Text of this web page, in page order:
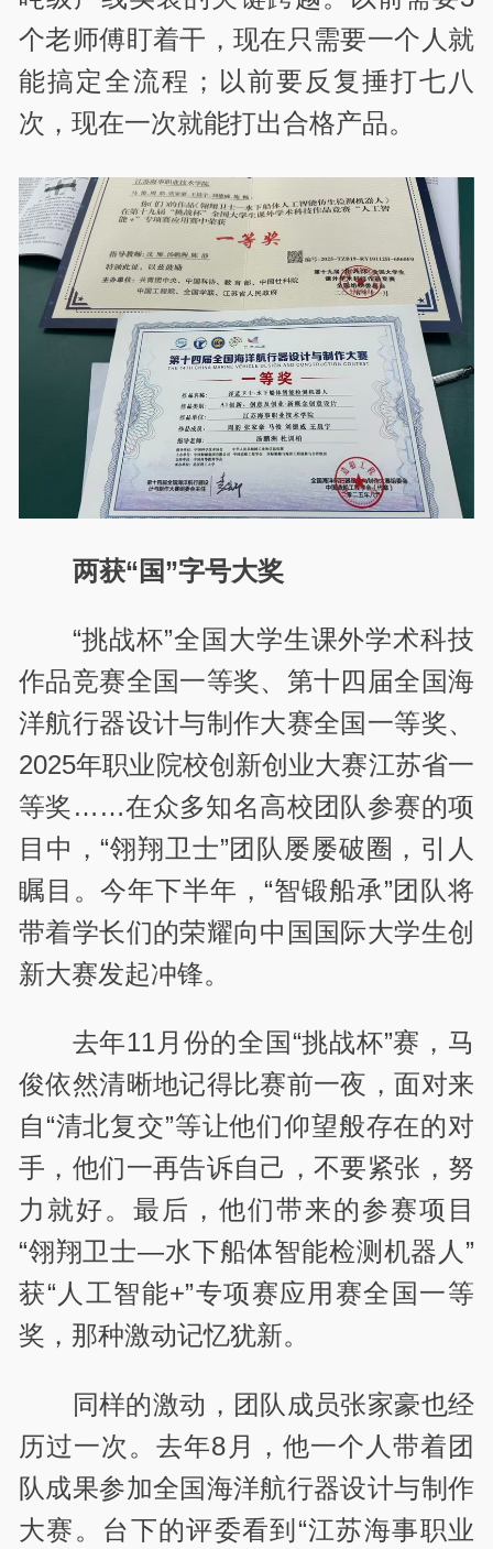
个老师傅盯着干，现在只需要一个人就
能搞定全流程；以前要反复捶打七八
次，现在一次就能打出合格产品。
两获“国”字号大奖
“挑战杯”全国大学生课外学术科技
作品竞赛全国一等奖、第十四届全国海
洋航行器设计与制作大赛全国一等奖、
2025年职业院校创新创业大赛江苏省一
等奖……在众多知名高校团队参赛的项
目中，“翎翔卫士”团队屡屡破圈，引人
瞩目。今年下半年，“智锻船承”团队将
带着学长们的荣耀向中国国际大学生创
新大赛发起冲锋。
去年11月份的全国“挑战杯”赛，马
俊依然清晰地记得比赛前一夜，面对来
自“清北复交”等让他们仰望般存在的对
手，他们一再告诉自己，不要紧张，努
力就好。最后，他们带来的参赛项目
“翎翔卫士—水下船体智能检测机器人”
获“人工智能+”专项赛应用赛全国一等
奖，那种激动记忆犹新。
同样的激动，团队成员张家豪也经
历过一次。去年8 月，他一个人带着团
队成果参加全国海洋航行器设计与制作
大赛。台下的评委看到“江苏海事职业